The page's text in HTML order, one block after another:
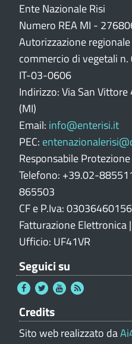
Ente Nazionale Risi
Numero REA MI -
Autorizzazione
commercio di vegetali
IT-03-0606
Indirizzo: Via San
(MI)
Email: info@enterisi.it
PEC:
Responsabile
Telefono: +39.02-
865503
CF e P.Iva: 03036460156
Fatturazione Elettronica
Ufficio: UF41VR
Seguici su
Credits
Sito web realizzato da